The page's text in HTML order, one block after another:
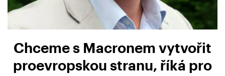
Chceme s Macronem vytvořit
proevropskou stranu, říká pro